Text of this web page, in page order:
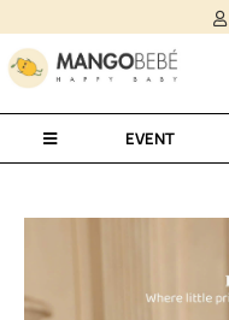
EVENT